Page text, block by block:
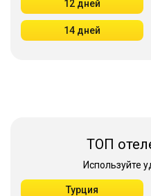
12 дней
14 дней
ТОП
Используйте
Турция